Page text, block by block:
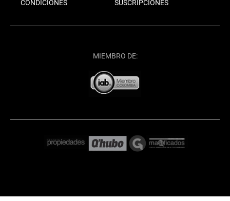
CONDICIONES
SUSCRIPCIONES
MIEMBRO DE: